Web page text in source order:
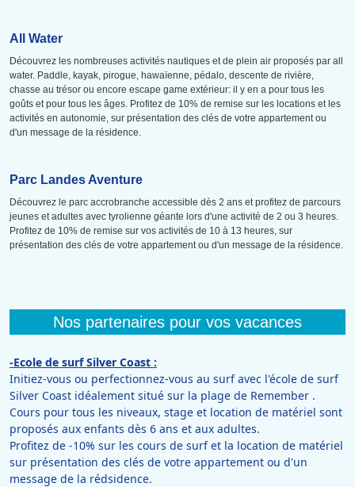
All Water
Découvrez les nombreuses activités nautiques et de plein air proposés par all
water. Paddle, kayak, pirogue, hawaïenne, pédalo, descente de rivière,
chasse au trésor ou encore escape game extérieur: il y en a pour tous les
goûts et pour tous les âges. Profitez de 10% de remise sur les locations et les
activités en autonomie, sur présentation des clés de votre appartement ou
d'un message de la résidence.
Parc Landes Aventure
Découvrez le parc accrobranche accessible dès 2 ans et profitez de parcours
jeunes et adultes avec tyrolienne géante lors d'une activité de 2 ou 3 heures.
Profitez de 10% de remise sur vos activités de 10 à 13 heures, sur
présentation des clés de votre appartement ou d'un message de la résidence.
Nos partenaires pour vos vacances
-Ecole de surf Silver Coast :
Initiez-vous ou perfectionnez-vous au surf avec l'école de surf
Silver Coast idéalement situé sur la plage de Remember .
Cours pour tous les niveaux, stage et location de matériel sont
proposés aux enfants dès 6 ans et aux adultes.
Profitez de -10% sur les cours de surf et la location de matériel
sur présentation des clés de votre appartement ou d'un
message de la rédsidence.